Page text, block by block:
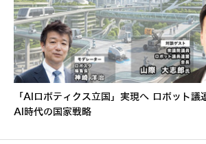
「AIロボティクス立国」実現へ ロボット議
AI時代の国家戦略